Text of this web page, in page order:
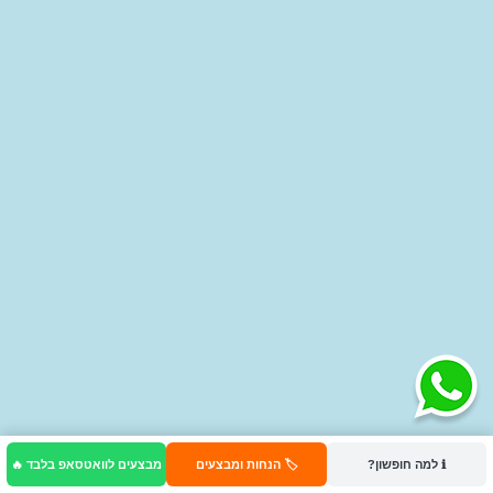
ℹ️ למה חופשון? 🏷️ הנחות ומבצעים מבצעים לוואטסאפ בלבד 🔥